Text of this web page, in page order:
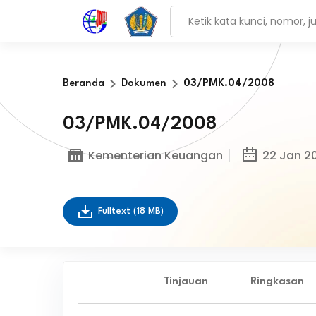
Beranda Dokumen 03/PMK.04/2008
03/PMK.04/2008
Kementerian Keuangan 22 Jan
Fulltext (18 MB)
Tinjauan Ringkasan